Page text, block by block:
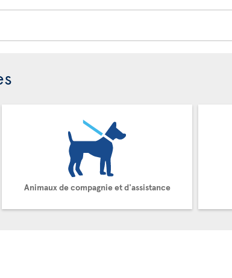
Animaux de compagnie et d'assistance